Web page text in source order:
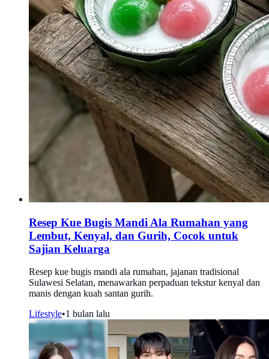
Resep Kue Bugis Mandi Ala Rumahan yang
Lembut, Kenyal, dan Gurih, Cocok untuk
Sajian Keluarga
Resep kue bugis mandi ala rumahan, jajanan tradisional
Sulawesi Selatan, menawarkan perpaduan tekstur kenyal dan
manis dengan kuah santan gurih.
Lifestyle•1 bulan lalu